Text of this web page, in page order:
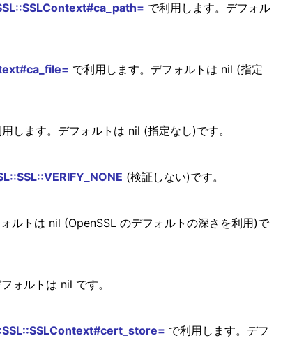
で利用します。デフォル
で利用します。デフォルトは nil (指定
します。デフォルトは nil (指定なし)です。
(検証しない)です。
ルトは nil (OpenSSL のデフォルトの深さを利用)で
ォルトは nil です。
で利用します。デフ